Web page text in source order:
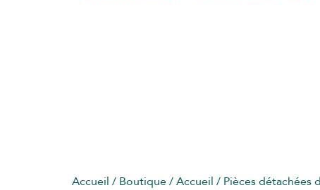
Accueil / Boutique/Accueil / Pièces détachées